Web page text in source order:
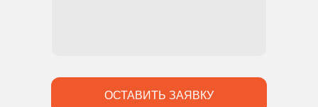
ОСТАВИТЬ ЗАЯВКУ